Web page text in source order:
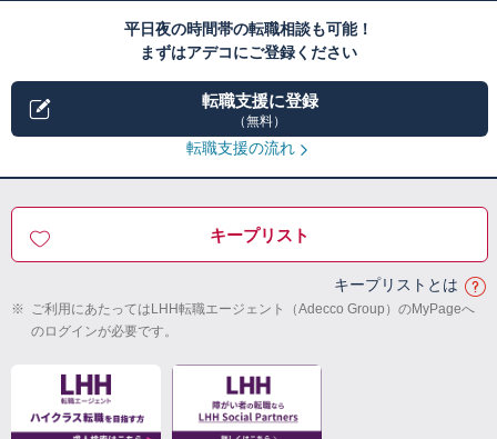
平日夜の時間帯の転職相談も可能！
まずはアデコにご登録ください
転職支援に登録
（無料）
転職支援の流れ
キープリスト
キープリストとは
※ ご利用にあたってはLHH転職エージェント（Adecco Group）のMyPageへ
のログインが必要です。